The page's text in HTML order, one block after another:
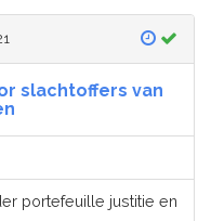
slachtoffers van
portefeuille justitie en